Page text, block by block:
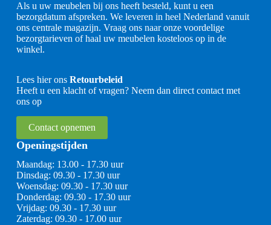
Als u uw meubelen bij ons heeft besteld, kunt u een
bezorgdatum afspreken. We leveren in heel Nederland vanuit
ons centrale magazijn. Vraag ons naar onze voordelige
bezorgtarieven of haal uw meubelen kosteloos op in de
winkel.
Lees hier ons Retourbeleid
Heeft u een klacht of vragen? Neem dan direct contact met
ons op
Contact opnemen
Openingstijden
Maandag: 13.00 - 17.30 uur
Dinsdag: 09.30 - 17.30 uur
Woensdag: 09.30 - 17.30 uur
Donderdag: 09.30 - 17.30 uur
Vrijdag: 09.30 - 17.30 uur
Zaterdag: 09.30 - 17.00 uur